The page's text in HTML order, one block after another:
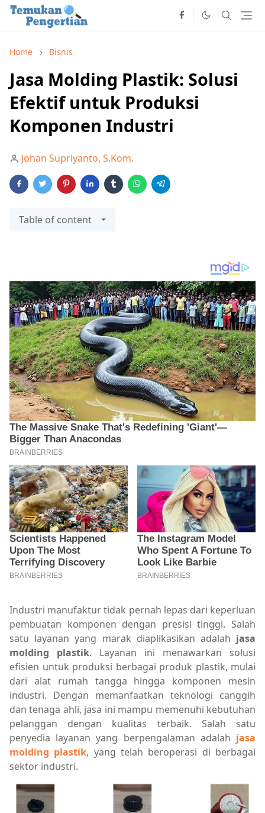
Home Bisnis
Jasa Molding Plastik: Solusi
Efektif untuk Produksi
Komponen Industri
Johan Supriyanto, S.Kom.
Table of content
Industri manufaktur tidak pernah lepas dari keperluan
pembuatan komponen dengan presisi tinggi. Salah
satu layanan yang marak diaplikasikan adalah jasa
molding plastik. Layanan ini menawarkan solusi
efisien untuk produksi berbagai produk plastik, mulai
dari alat rumah tangga hingga komponen mesin
industri. Dengan memanfaatkan teknologi canggih
dan tenaga ahli, jasa ini mampu memenuhi kebutuhan
pelanggan dengan kualitas terbaik. Salah satu
penyedia layanan yang berpengalaman adalah jasa
molding plastik, yang telah beroperasi di berbagai
sektor industri.